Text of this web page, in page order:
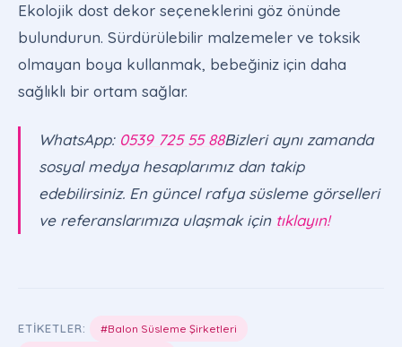
Ekolojik dost dekor seçeneklerini göz önünde
bulundurun. Sürdürülebilir malzemeler ve toksik
olmayan boya kullanmak, bebeğiniz için daha
sağlıklı bir ortam sağlar.
WhatsApp: 0539 725 55 88Bizleri aynı zamanda
sosyal medya hesaplarımız dan takip
edebilirsiniz. En güncel rafya süsleme görselleri
ve referanslarımıza ulaşmak için tıklayın!
ETIKETLER:
#Balon Süsleme Şirketleri